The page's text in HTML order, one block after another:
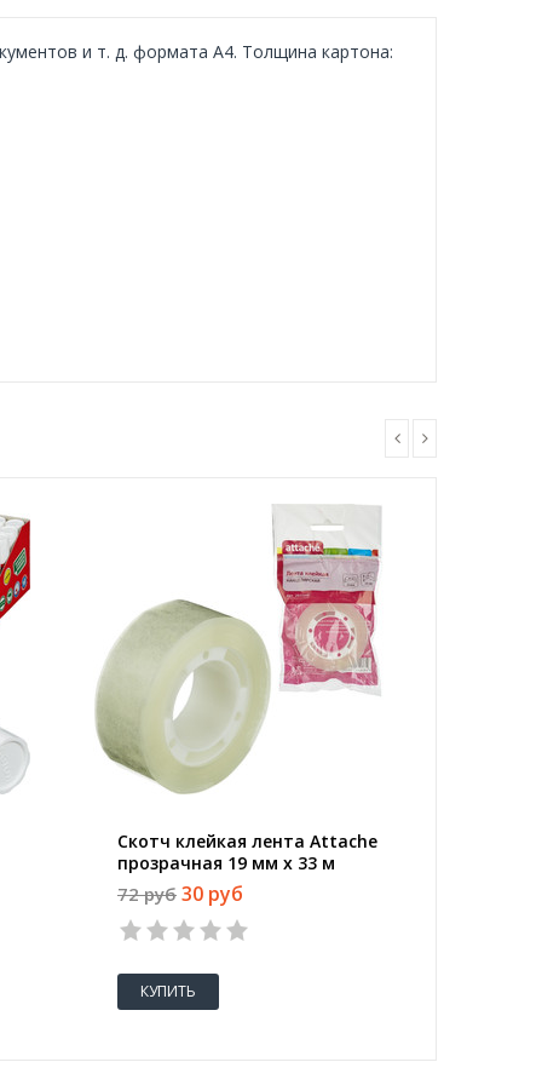
и т. д. формата А4. Толщина картона:
Скотч клейкая лента Attache
прозрачная 19 мм x 33 м
72 руб 30 руб
КУПИТЬ